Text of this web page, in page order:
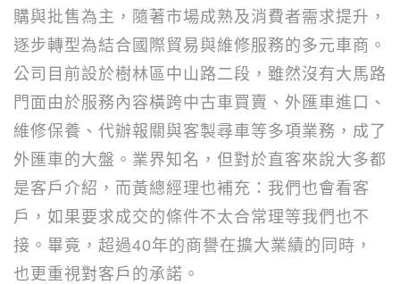
購與批售為主，隨著市場成熟及消費者需求提升，
逐步轉型為結合國際貿易與維修服務的多元車商。
公司目前設於樹林區中山路二段，雖然沒有大馬路
門面由於服務內容橫跨中古車買賣、外匯車進口、
維修保養、代辦報關與客製尋車等多項業務，成了
外匯車的大盤。業界知名，但對於直客來說大多都
是客戶介紹，而黃總經理也補充：我們也會看客
戶，如果要求成交的條件不太合常理等我們也不
接。畢竟，超過40年的商譽在擴大業績的同時，
也更重視對客戶的承諾。